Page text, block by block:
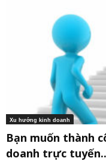
Xu hướng kinh doanh
Bạn muốn thành
doanh trực